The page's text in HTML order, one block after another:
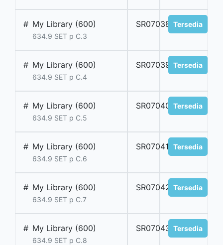
# My Library (600)
634.9 SET p C.3
SR07038 Tersedia
# My Library (600)
634.9 SET p C.4
SR07039 Tersedia
# My Library (600)
634.9 SET p C.5
SR07040 Tersedia
# My Library (600)
634.9 SET p C.6
SR07041 Tersedia
# My Library (600)
634.9 SET p C.7
SR07042 Tersedia
# My Library (600)
634.9 SET p C.8
SR07043 Tersedia